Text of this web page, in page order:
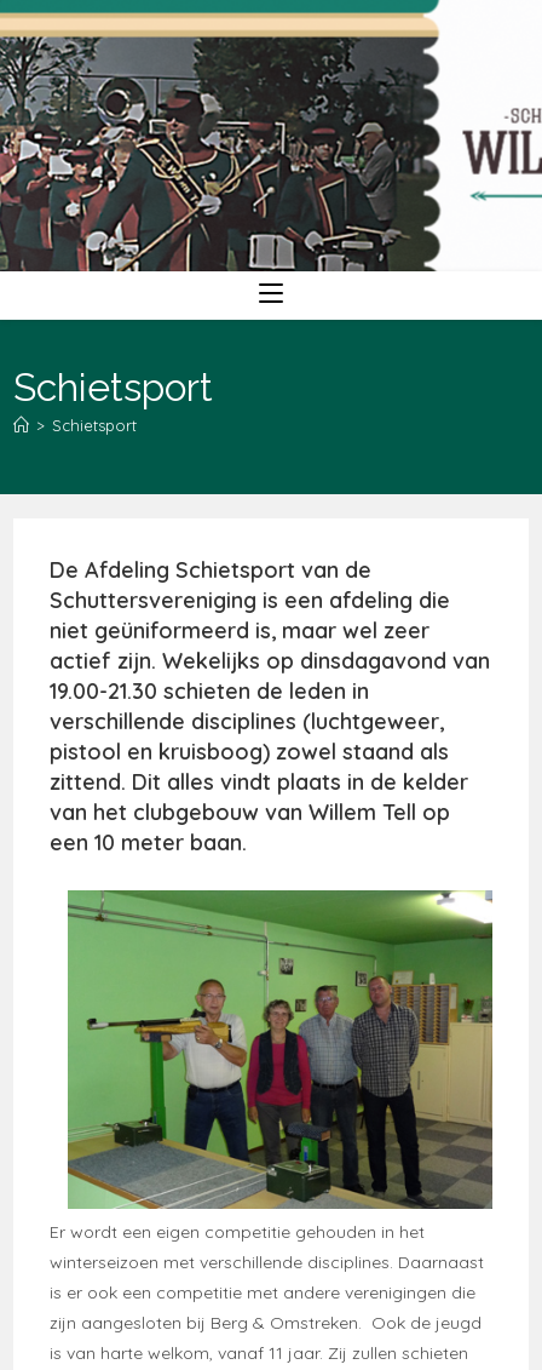
Ga
naar
inhoud
Schietsport
> Schietsport
De Afdeling Schietsport van de
Schuttersvereniging is een afdeling die
niet geüniformeerd is, maar wel zeer
actief zijn. Wekelijks op dinsdagavond van
19.00-21.30 schieten de leden in
verschillende disciplines (luchtgeweer,
pistool en kruisboog) zowel staand als
zittend. Dit alles vindt plaats in de kelder
van het clubgebouw van Willem Tell op
een 10 meter baan.
Er wordt een eigen competitie gehouden in het
winterseizoen met verschillende disciplines. Daarnaast
is er ook een competitie met andere verenigingen die
zijn aangesloten bij Berg & Omstreken. Ook de jeugd
is van harte welkom, vanaf 11 jaar. Zij zullen schieten